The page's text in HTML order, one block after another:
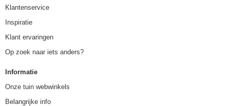
Klantenservice
Inspiratie
Klant ervaringen
Op zoek naar iets anders?
Informatie
Onze tuin webwinkels
Belangrijke info